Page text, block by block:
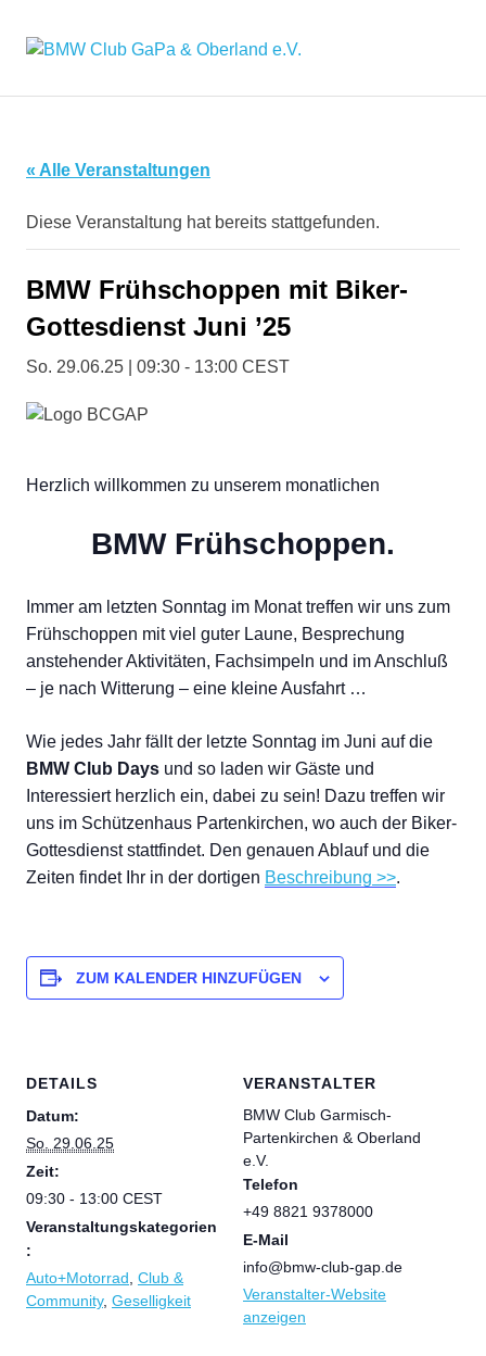
Inhalt
Club
&
2016
für
aus
der
Region
« Alle Veranstaltungen
Diese Veranstaltung hat bereits stattgefunden.
BMW Frühschoppen mit Biker-
Gottesdienst Juni ’25
So. 29.06.25 | 09:30 - 13:00 CEST
Herzlich willkommen zu unserem monatlichen
BMW Frühschoppen.
Immer am letzten Sonntag im Monat treffen wir uns zum
Frühschoppen mit viel guter Laune, Besprechung
anstehender Aktivitäten, Fachsimpeln und im Anschluß
– je nach Witterung – eine kleine Ausfahrt …
Wie jedes Jahr fällt der letzte Sonntag im Juni auf die
BMW Club Days und so laden wir Gäste und
Interessiert herzlich ein, dabei zu sein! Dazu treffen wir
uns im Schützenhaus Partenkirchen, wo auch der Biker-
Gottesdienst stattfindet. Den genauen Ablauf und die
Zeiten findet Ihr in der dortigen Beschreibung >>.
ZUM KALENDER HINZUFÜGEN
DETAILS
Datum:
So. 29.06.25
Zeit:
09:30 - 13:00 CEST
Veranstaltungskategorien
:
Auto+Motorrad Club &
Community, Geselligkeit
VERANSTALTER
BMW Club Garmisch-
Partenkirchen & Oberland
e.V.
Telefon
+49 8821 9378000
E-Mail
info@bmw-club-gap.de
Veranstalter-Website
anzeigen